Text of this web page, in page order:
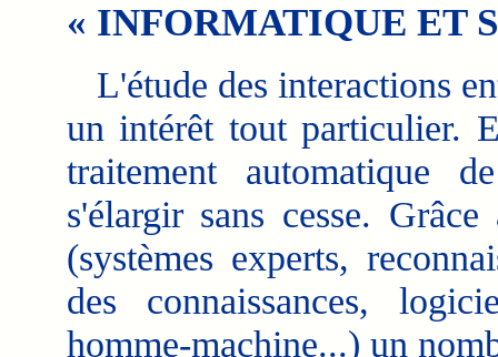
« INFORMATIQUE ET
L'étude des interactions
un intérêt tout particulier.
traitement automatique
s'élargir sans cesse.
(systèmes experts,
des connaissances,
homme-machine...) un